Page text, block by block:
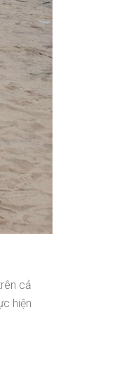
cả
hiện